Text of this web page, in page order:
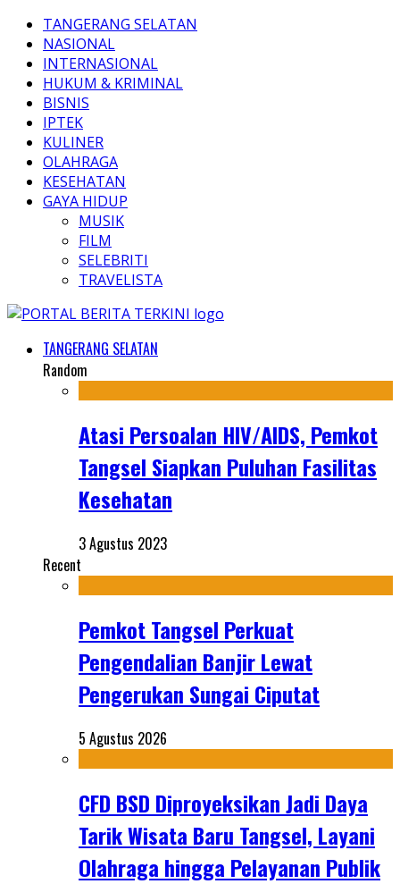
TANGERANG SELATAN
NASIONAL
INTERNASIONAL
HUKUM & KRIMINAL
BISNIS
IPTEK
KULINER
OLAHRAGA
KESEHATAN
GAYA HIDUP
MUSIK
FILM
SELEBRITI
TRAVELISTA
TANGERANG SELATAN
Random
Atasi Persoalan HIV/AIDS, Pemkot
Tangsel Siapkan Puluhan Fasilitas
Kesehatan
3 Agustus 2023
Recent
Pemkot Tangsel Perkuat
Pengendalian Banjir Lewat
Pengerukan Sungai Ciputat
5 Agustus 2026
CFD BSD Diproyeksikan Jadi Daya
Tarik Wisata Baru Tangsel, Layani
Olahraga hingga Pelayanan Publik